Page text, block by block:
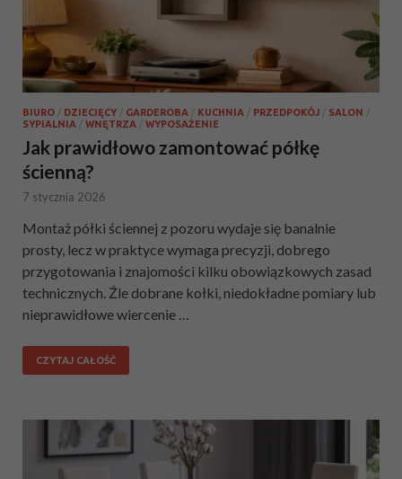
BIURO / DZIECIĘCY / GARDEROBA / KUCHNIA / PRZEDPOKÓJ / SALON /
SYPIALNIA / WNĘTRZA / WYPOSAŻENIE
Jak prawidłowo zamontować półkę
ścienną?
7 stycznia 2026
Montaż półki ściennej z pozoru wydaje się banalnie
prosty, lecz w praktyce wymaga precyzji, dobrego
przygotowania i znajomości kilku obowiązkowych zasad
technicznych. Źle dobrane kołki, niedokładne pomiary lub
nieprawidłowe wiercenie …
CZYTAJ CAŁOŚĆ